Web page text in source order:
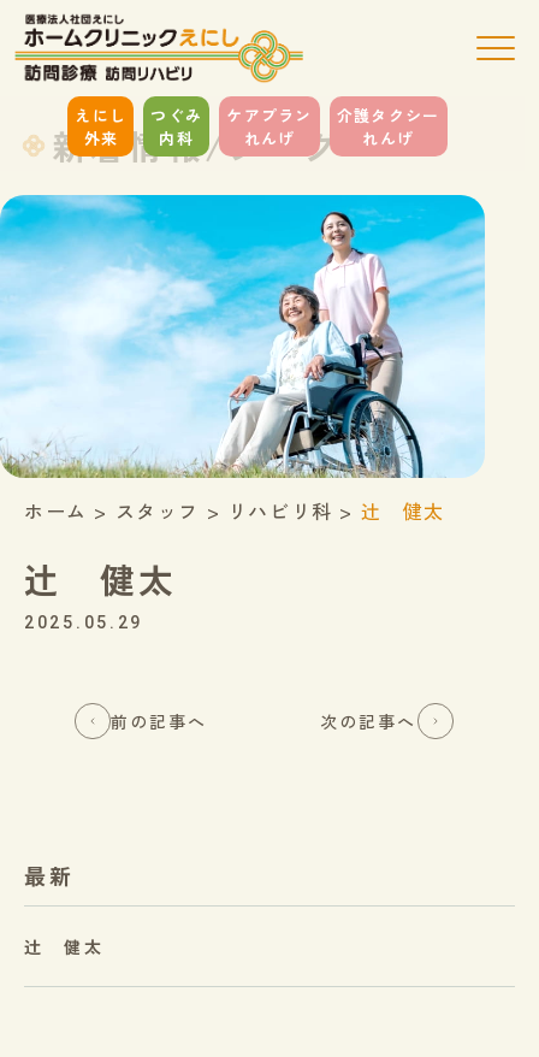
えにし
外来
つぐみ
内科
ケアプラン
れんげ
介護タクシー
れんげ
新着情報/ブログ
ホーム > スタッフ > リハビリ科 > 辻 健太
辻 健太
2025.05.29
前の記事へ 次の記事へ
最新
辻 健太